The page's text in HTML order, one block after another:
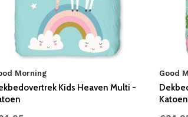
Morning
Kids Heaven Multi -
Good
Katoen